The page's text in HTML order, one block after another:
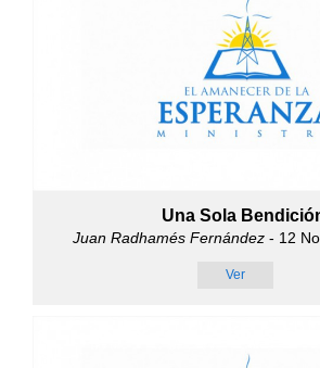
Una Sola
Juan Radhamés Fernández- 12
Ver